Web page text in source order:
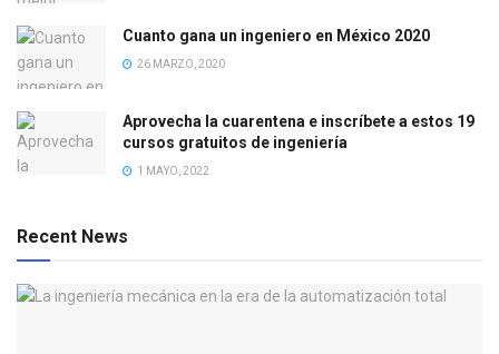
Cuanto gana un ingeniero en México 2020
26 MARZO, 2020
Aprovecha la cuarentena e inscríbete a estos 19
cursos gratuitos de ingeniería
1 MAYO, 2022
Recent News